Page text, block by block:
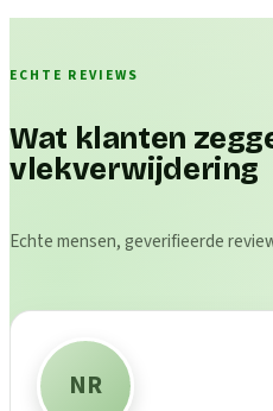
ECHTE REVIEWS
Wat klanten
vlekverwijdering
Echte mensen, geverifieerde
NR